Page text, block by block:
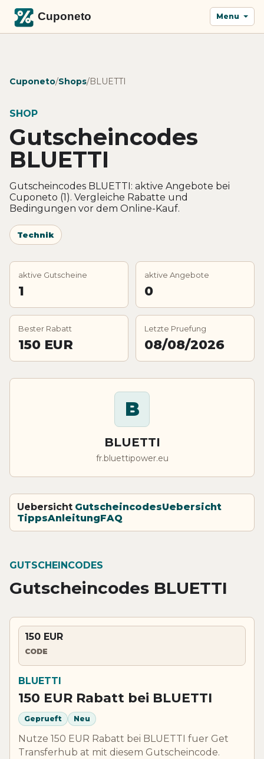
Menu
Cuponeto/Shops/BLUETTI
SHOP
Gutscheincodes
BLUETTI
Gutscheincodes BLUETTI: aktive Angebote bei
Cuponeto (1). Vergleiche Rabatte und
Bedingungen vor dem Online-Kauf.
Technik
aktive Gutscheine
1
aktive Angebote
0
Bester Rabatt
150 EUR
Letzte Pruefung
08/08/2026
B
BLUETTI
fr.bluettipower.eu
Uebersicht GutscheincodesUebersicht
TippsAnleitungFAQ
GUTSCHEINCODES
Gutscheincodes BLUETTI
150 EUR
CODE
BLUETTI
150 EUR Rabatt bei BLUETTI
Geprueft Neu
Nutze 150 EUR Rabatt bei BLUETTI fuer Get
Transferhub at mit diesem Gutscheincode.